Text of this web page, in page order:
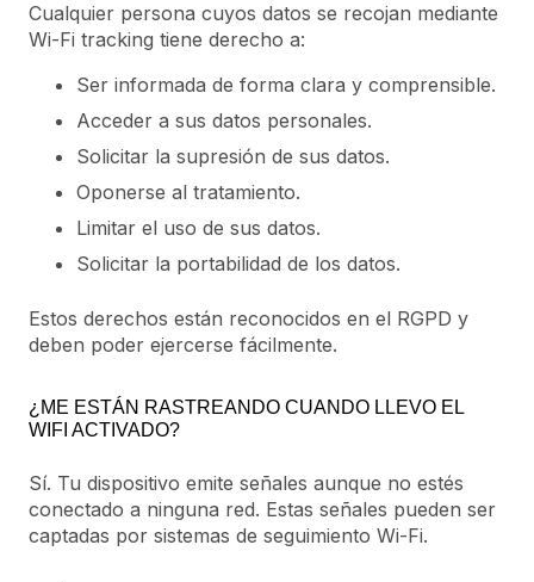
Cualquier persona cuyos datos se recojan mediante
Wi-Fi tracking tiene derecho a:
Ser informada de forma clara y comprensible.
Acceder a sus datos personales.
Solicitar la supresión de sus datos.
Oponerse al tratamiento.
Limitar el uso de sus datos.
Solicitar la portabilidad de los datos.
Estos derechos están reconocidos en el RGPD y
deben poder ejercerse fácilmente.
¿ME ESTÁN RASTREANDO CUANDO LLEVO EL
WIFI ACTIVADO?
Sí. Tu dispositivo emite señales aunque no estés
conectado a ninguna red. Estas señales pueden ser
captadas por sistemas de seguimiento Wi-Fi.